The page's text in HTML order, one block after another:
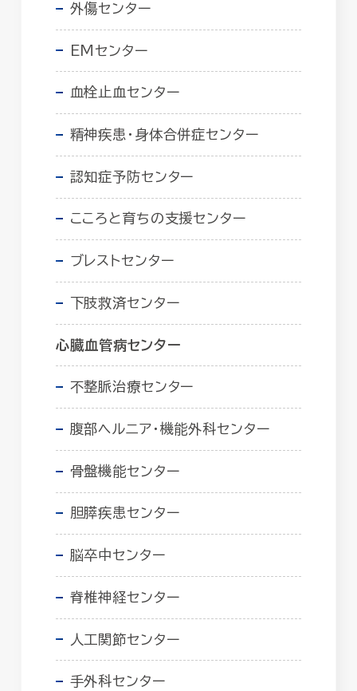
外傷センター
EMセンター
血栓止血センター
精神疾患・身体合併症センター
認知症予防センター
こころと育ちの支援センター
ブレストセンター
下肢救済センター
心臓血管病センター
不整脈治療センター
腹部ヘルニア・機能外科センター
骨盤機能センター
胆膵疾患センター
脳卒中センター
脊椎神経センター
人工関節センター
手外科センター